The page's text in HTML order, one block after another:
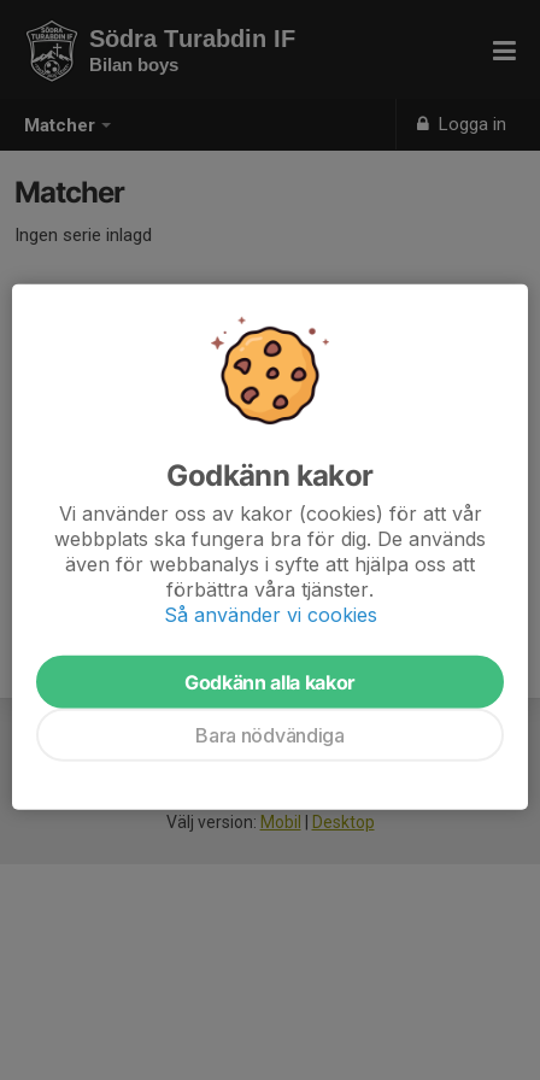
Matcher Logga in
Södra Turabdin IF
Bilan boys
Matcher
Ingen serie inlagd
Välj version: Mobil Desktop
Godkänn kakor
Vi använder oss av kakor (cookies) för att vår
webbplats ska fungera bra för dig. De används
även för webbanalys i syfte att hjälpa oss att
förbättra våra tjänster.
Så använder vi cookies
Godkänn alla kakor
Bara nödvändiga